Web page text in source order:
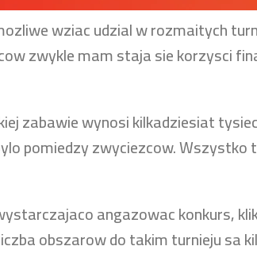
wziac udzial w rozmaitych
zwykle mam staja sie korzysci
zabawie wynosi kilkadziesiat
pomiedzy zwyciezcow.
angazowac konkurs,
obszarow do takim turnieju sa